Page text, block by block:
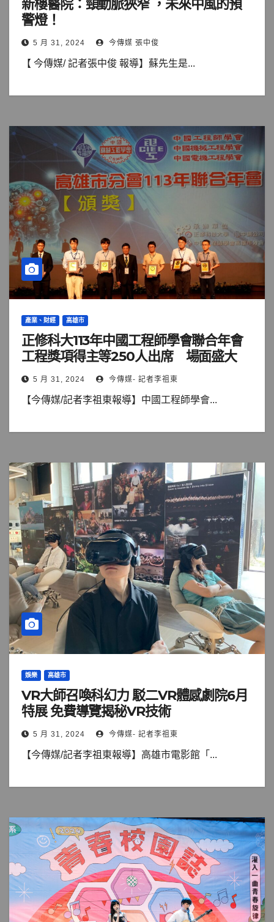
新樓醫院：頸動脈狹窄 ，未來中風的預
警燈！
5 月 31, 2024 今傳媒 張中俊
【 今傳媒/ 記者張中俊 報導】蘇先生是...
產業、財經 高雄市
正修科大113年中國工程師學會聯合年會
工程獎項得主等250人出席 場面盛大
5 月 31, 2024 今傳媒- 記者李祖東
【今傳媒/記者李祖東報導】中國工程師學會...
娛樂 高雄市
VR大師召喚科幻力 駁二VR體感劇院6月
特展 免費導覽揭秘VR技術
5 月 31, 2024 今傳媒- 記者李祖東
【今傳媒/記者李祖東報導】高雄市電影館「...